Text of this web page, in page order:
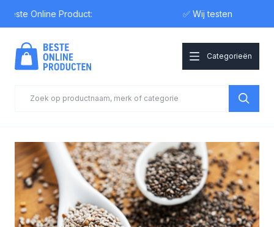
Online Product: ✅ Wij testen
Categorieën